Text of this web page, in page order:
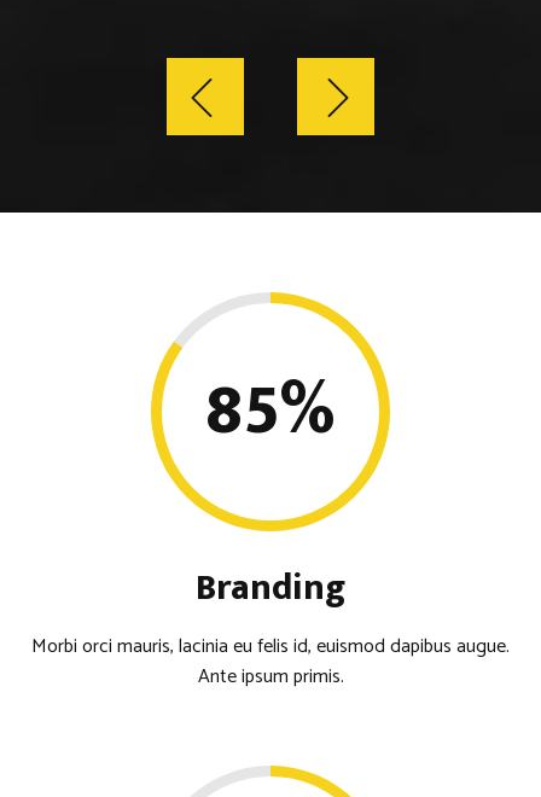
85%
Branding
Morbi orci mauris, lacinia eu felis id, euismod dapibus augue.
Ante ipsum primis.